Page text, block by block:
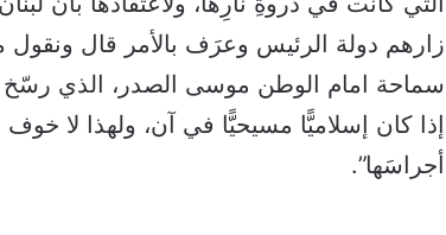
زارهم دولة الرئيس وعرَف بالأمر قال ونقول
سماحة امام الوطن موسى الصدر، الذي رسّخ في
إذا كان إسلاميًّا مسيحيًّا في آن، ولهذا لا
أجراسَها”.